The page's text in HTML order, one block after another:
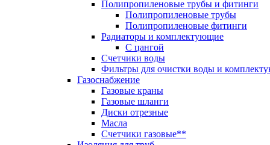
Полипропиленовые трубы и фитинги
Полипропиленовые трубы
Полипропиленовые фитинги
Радиаторы и комплектующие
С цангой
Счетчики воды
Фильтры для очистки воды и
Газоснабжение
Газовые краны
Газовые шланги
Диски отрезные
Масла
Счетчики газовые**